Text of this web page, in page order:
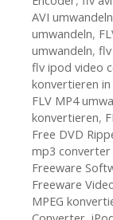
AVI umwandeln
umwandeln,
umwandeln,
flv ipod video
konvertieren
FLV MP4
konvertieren,
Free DVD
mp3 converter
Freeware
Freeware
MPEG